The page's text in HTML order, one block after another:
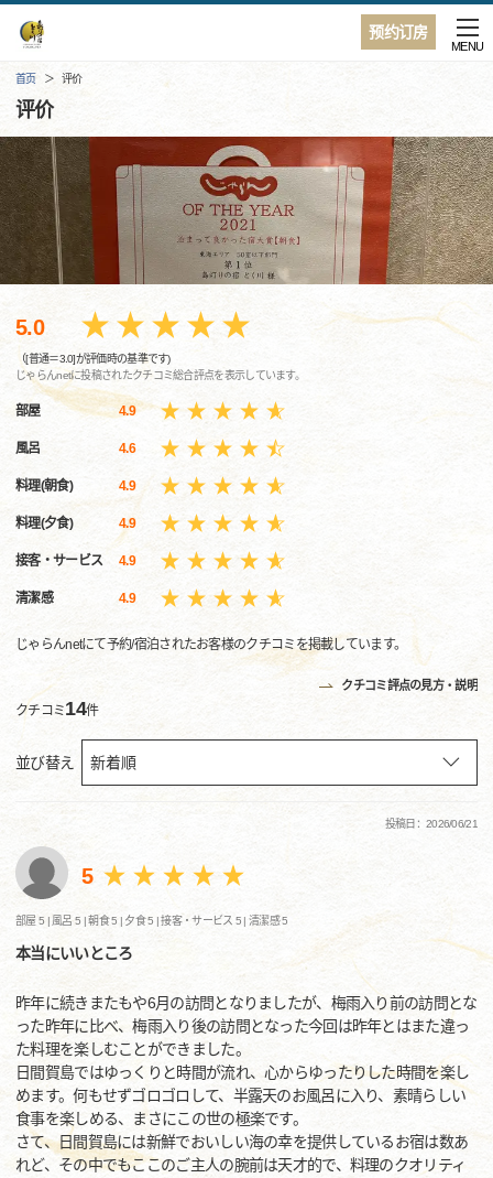
预约订房
MENU
首页 评价
评价
5.0
（[普通＝3.0]が評価時の基準です)
じゃらんnetに投稿されたクチコミ総合評点を表示しています。
部屋 4.9
風呂 4.6
料理(朝食) 4.9
料理(夕食) 4.9
接客・サービス 4.9
清潔感 4.9
じゃらんnetにて予約/宿泊されたお客様のクチコミを掲載しています。
クチコミ評点の見方・説明
クチコミ14件
並び替え
投稿日：2026/06/21
5
部屋 5 | 風呂 5 |朝食 5 | 夕食 5 |接客・サービス 5 |清潔感 5
本当にいいところ
昨年に続きまたもや6月の訪問となりましたが、梅雨入り前の訪問とな
った昨年に比べ、梅雨入り後の訪問となった今回は昨年とはまた違っ
た料理を楽しむことができました。
日間賀島ではゆっくりと時間が流れ、心からゆったりした時間を楽し
めます。何もせずゴロゴロして、半露天のお風呂に入り、素晴らしい
食事を楽しめる、まさにこの世の極楽です。
さて、日間賀島には新鮮でおいしい海の幸を提供しているお宿は数あ
れど、その中でもここのご主人の腕前は天才的で、料理のクオリティ